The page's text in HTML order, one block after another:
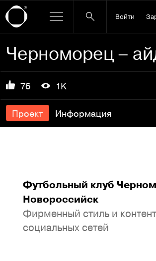
Войти
76 1K
Проект Информация
Футбольный клуб
Новороссийск
Фирменный стиль и
социальных сетей